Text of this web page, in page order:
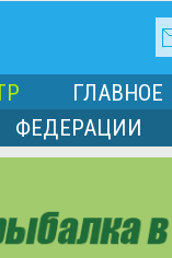
ГЛАВНОЕ
ФЕДЕРАЦИИ